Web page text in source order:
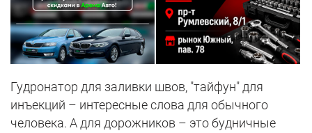
Гудронатор для заливки швов, "тайфун" для
инъекций – интересные слова для обычного
человека. А для дорожников – это будничные